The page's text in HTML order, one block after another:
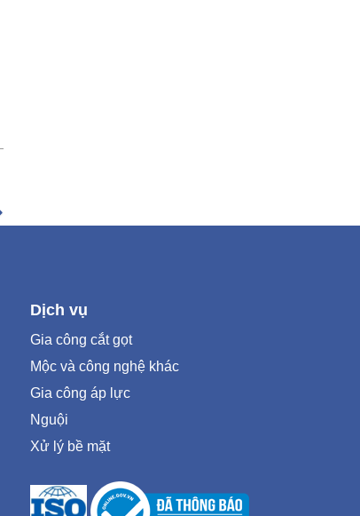
Dịch vụ
Gia công cắt gọt
Mộc và công nghệ khác
Gia công áp lực
Nguội
Xử lý bề mặt